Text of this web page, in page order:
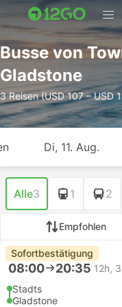
Busse von
Gladstone
3 Reisen (USD 107 – USD
Di, 11. Aug.
Alle3 1 2
Empfohlen
Sofortbestätigung
08:00 20:35 12h,
Stadts
Gladstone